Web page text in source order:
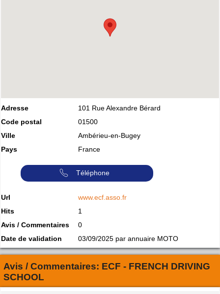
Adresse
101 Rue Alexandre Bérard
Code postal
01500
Ville
Ambérieu-en-Bugey
Pays
France
Téléphone
Url
www.ecf.asso.fr
Hits
1
Avis / Commentaires
0
Date de validation
03/09/2025 par annuaire MOTO
Avis / Commentaires: ECF - FRENCH DRIVING
SCHOOL